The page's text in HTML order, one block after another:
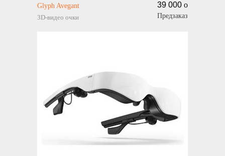
Glyph Avegant
3D-видео очки
39 000 o
Предзаказ